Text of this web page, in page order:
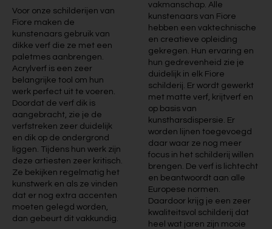
Voor onze schilderijen van
Fiore maken de
kunstenaars gebruik van
dikke verf die ze met een
paletmes aanbrengen.
Acrylverf is een zeer
belangrijke tool om hun
werk perfect uit te voeren.
Doordat de verf dik is
aangebracht, zie je de
verfstreken zeer duidelijk
en dik op de ondergrond
liggen. Tijdens hun werk zijn
deze artiesten zeer kritisch.
Ze bekijken regelmatig het
kunstwerk en als ze vinden
dat er nog extra accenten
moeten gelegd worden,
dan gebeurt dit vakkundig.
vakmanschap. Alle
kunstenaars van Fiore
hebben een vaktechnische
en creatieve opleiding
gekregen. Hun ervaring en
hun gedrevenheid zie je
duidelijk in elk Fiore
schilderij. Er wordt gewerkt
met matte verf, krijtverf en
op basis van
kunstharsdispersie. Er
worden lijnen toegevoegd
daar waar ze nog meer
focus in het schilderij willen
brengen. De verf is lichtecht
en beantwoordt aan alle
Europese normen.
Daardoor krijg je een zeer
kwaliteitsvol schilderij dat
heel wat jaren zijn mooie